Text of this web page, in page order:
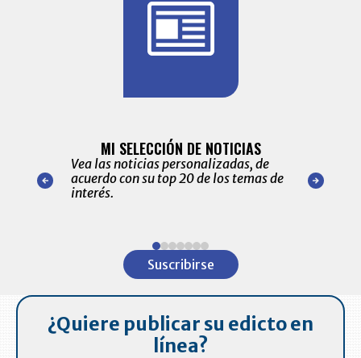
nuestro
para
MI SELECCIÓN DE NOTICIAS
Vea las noticias personalizadas, de
acuerdo con su top 20 de los temas de
interés.
de las
Suscribirse
¿Quiere publicar su edicto en
línea?